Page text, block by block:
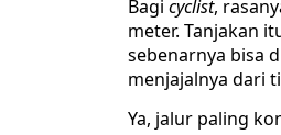
Bagi cyclist,
meter. Tanjakan
sebenarnya bisa
menjajalnya dari
Ya, jalur paling